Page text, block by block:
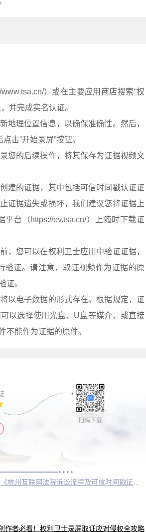
）或在主要应用商店搜索“权
并完成实名认证。
地理位置信息，以确保准确性。然后，
击“开始录屏”按钮。
您的后续操作，将其保存为证据视频文
建的证据，其中包括可信时间戳认证证
证据遗失或损坏，我们建议您将证据上
台（https://ev.tsa.cn/）上随时下载证
，您可以在权利卫士应用中验证证据，
验证。请注意，取证视频作为证据的原
证。
以电子数据的形式存在。根据规定，证
以选择使用光盘、U盘等媒介，或直接
不能作为证据的原件。
扫码下载
作者必看！权利卫士录屏取证应对侵权全攻略